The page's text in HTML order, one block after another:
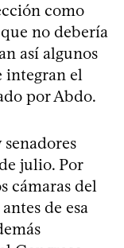
como
no debería
así algunos
integran el
por Abdo.
julio. Por
cámaras del
de esa